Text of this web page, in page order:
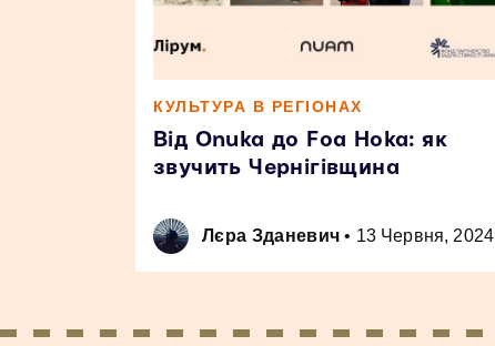
КУЛЬТУРА В РЕГІОНАХ
Від Onuka до Foa Hoka: як
звучить Чернігівщина
Лєра Зданевич • 13 Червня, 2024